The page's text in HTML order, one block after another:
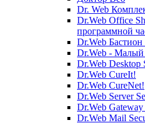
Dr. Web
Dr.Web Office
программной
Dr.Web Бастион
Dr.Web - Малый
Dr.Web Desktop
Dr.Web CureIt!
Dr.Web CureNet!
Dr.Web Server
Dr.Web
Dr.Web Mail